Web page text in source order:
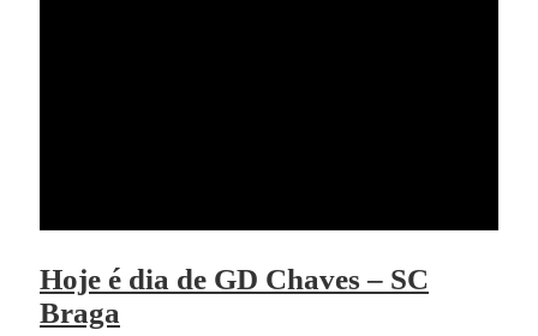
Hoje é dia de GD Chaves – SC
Braga